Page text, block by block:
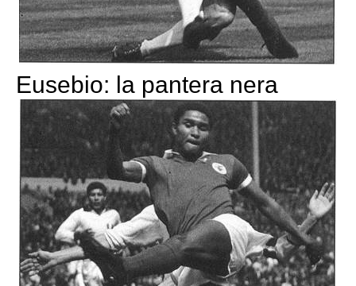
Eusebio: la pantera nera